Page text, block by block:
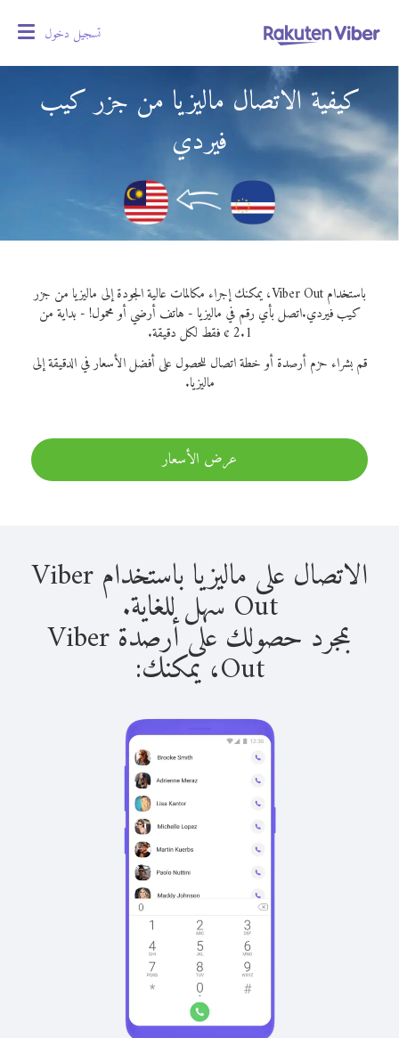
تسجيل دخول
كيفية الاتصال ماليزيا من جزر كيب
فيردي
باستخدام Viber Out، يمكنك إجراء مكالمات عالية الجودة إلى ماليزيا من جزر
كيب فيردي.اتصل بأي رقم في ماليزيا - هاتف أرضي أو محمول! - بداية من
2.1 ¢ فقط لكل دقيقة.
قم بشراء حزم أرصدة أو خطة اتصال للحصول على أفضل الأسعار في الدقيقة إلى
ماليزيا.
عرض الأسعار
الاتصال على ماليزيا باستخدام Viber
Out سهل للغاية.
بمجرد حصولك على أرصدة Viber
Out، يمكنك: